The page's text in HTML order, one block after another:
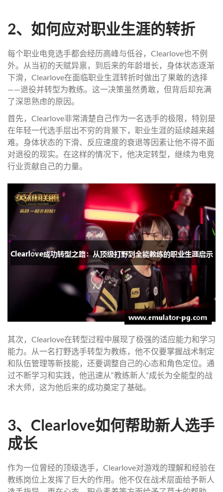
2、如何应对职业生涯的转折
每个职业电竞选手都会经历高峰与低谷，Clearlove也不例
外。从当初的天赋异禀，到后来的年龄增长，身体状态逐渐
下滑，Clearlove在面临职业生涯转折时做出了果敢的选择
——退役并转型为教练。这一决策虽然勇敢，但背后却充满
了深思熟虑的原因。
首先，Clearlove非常清楚自己作为一名选手的极限，特别是
在年轻一代选手层出不穷的背景下，职业生涯的延续越来越
难。身体状态的下滑、反应速度的衰退等因素让他不得不面
对退役的现实。在这样的情况下，他决定转型，继续为电竞
行业贡献自己的力量。
其次，Clearlove在转型过程中展现了极强的适应能力和学习
能力。从一名打野选手转型为教练，他不仅要掌握战术制定
和队伍管理等新技能，还要调整自己的心态和角色定位。通
过不断学习和实践，他迅速从“教练新人”成长为全能型的战
术大师，这为他后来的成功奠定了基础。
3、Clearlove如何帮助新人选手
成长
作为一位曾经的顶级选手，Clearlove对游戏的理解和经验在
教练岗位上发挥了巨大的作用。他不仅在战术层面给予新人